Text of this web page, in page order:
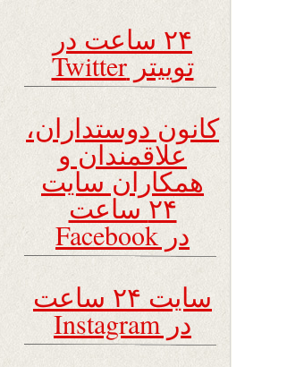
۲۴ ساعت در
توییتر Twitter
کانون دوستداران،
علاقمندان و
همکاران سایت
۲۴ ساعت
در Facebook
سایت ۲۴ ساعت
در Instagram